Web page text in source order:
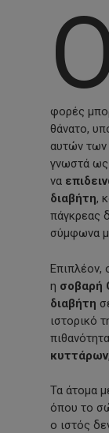
φορές
θάνατο,
αυτών των
γνωστά ως
να
διαβήτη,
πάγκρεας
σύμφωνα
Επιπλέον,
η σοβαρή
διαβήτη
ιστορικό
κυττάρων
Τα άτομα
όπου το
ο ιστός